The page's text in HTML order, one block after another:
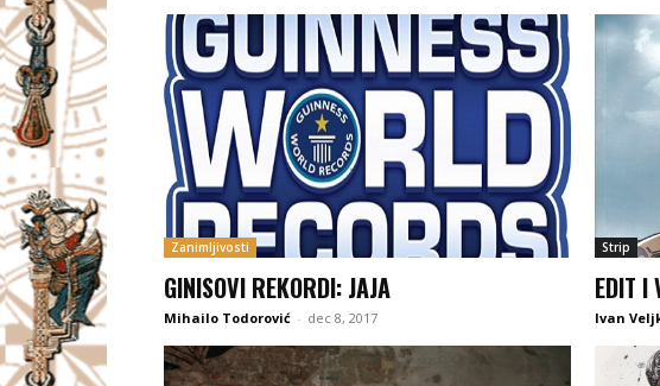
Zanimljivosti
GINISOVI REKORDI: JAJA
Mihailo Todorović - dec 8, 2017
Strip
EDIT I
Ivan